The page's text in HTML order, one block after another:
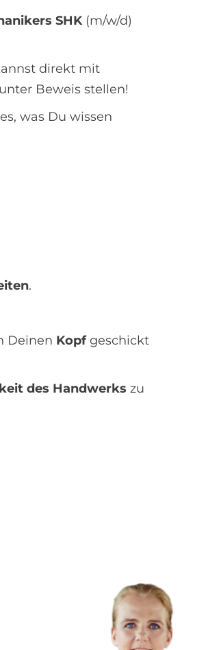
SHK(m/w/d)
direkt mit
unter Beweis stellen!
was Du wissen
.
Deinen Kopfgeschickt
des Handwerks zu